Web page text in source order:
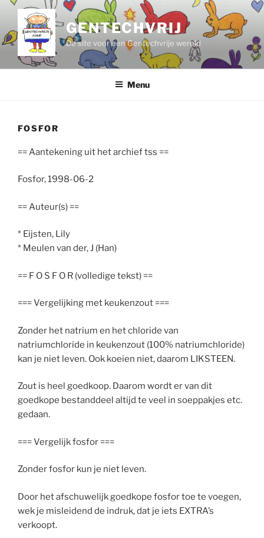
de
inhoud
GENTECHVRIJ
De site voor een Gentechvrije wereld
Menu
FOSFOR
== Aantekening uit het archief tss ==
Fosfor, 1998-06-2
== Auteur(s) ==
* Eijsten, Lily
* Meulen van der, J (Han)
== F O S F O R (volledige tekst) ==
=== Vergelijking met keukenzout ===
Zonder het natrium en het chloride van
natriumchloride in keukenzout (100% natriumchloride)
kan je niet leven. Ook koeien niet, daarom LIKSTEEN.
Zout is heel goedkoop. Daarom wordt er van dit
goedkope bestanddeel altijd te veel in soeppakjes etc.
gedaan.
=== Vergelijk fosfor ===
Zonder fosfor kun je niet leven.
Door het afschuwelijk goedkope fosfor toe te voegen,
wek je misleidend de indruk, dat je iets EXTRA’s
verkoopt.